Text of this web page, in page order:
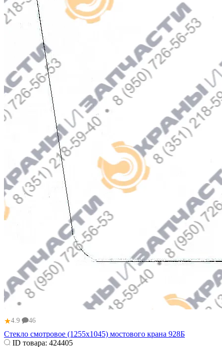
★4.9 46
Стекло смотровое (1255x1045) мостового крана 928Б
ID товара: 424405